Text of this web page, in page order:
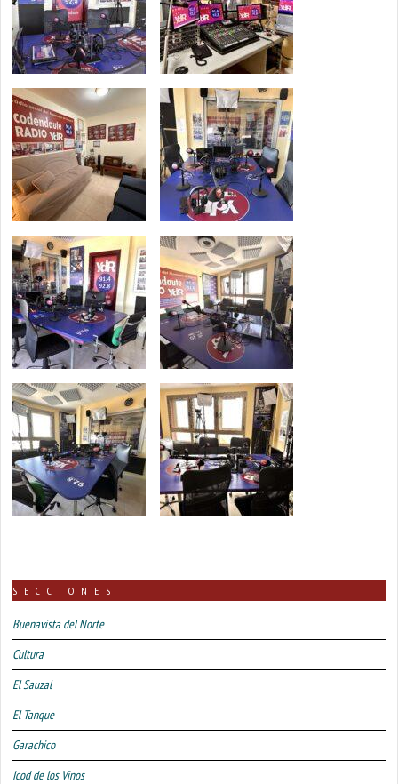
SECCIONES
Buenavista del Norte
Cultura
El Sauzal
El Tanque
Garachico
Icod de los Vinos